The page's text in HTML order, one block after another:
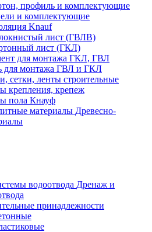
профиль и комплектующие
и комплектующие
Knauf
лист (ГВЛВ)
лист (ГКЛ)
для монтажа ГКЛ, ГВЛ
для монтажа ГВЛ и ГКЛ
сетки, ленты строительные
крепления, крепеж
пола Кнауф
Древесно-
Дренаж и
принадлежности